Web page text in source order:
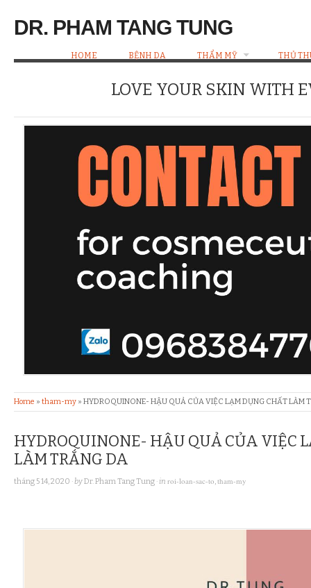
DR. PHAM TANG TUNG
HOME BỆNH DA THẨM MỸ THỦ
LOVE YOUR SKIN WITH
Home » tham-my » HYDROQUINONE- HẬU QUẢ CỦA VIỆC LẠM DỤNG CHẤT LÀM
HYDROQUINONE- HẬU QUẢ CỦA VIỆC
LÀM TRẮNG DA
tháng 5 14, 2020 · byDr. Pham Tang Tung · in roi-loan-sac-to tham-my